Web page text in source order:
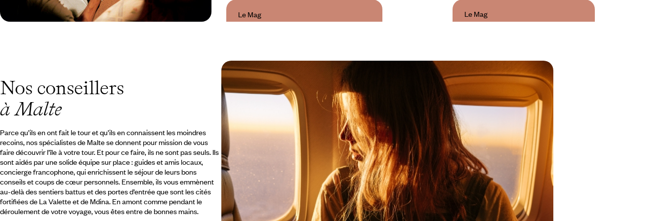
Le Mag Le Mag
Nos conseillers
à Malte
Parce qu’ils en ont fait le tour et qu’ils en connaissent les moindres
recoins, nos spécialistes de Malte se donnent pour mission de vous
faire découvrir l’île à votre tour. Et pour ce faire, ils ne sont pas seuls. Ils
sont aidés par une solide équipe sur place : guides et amis locaux,
concierge francophone, qui enrichissent le séjour de leurs bons
conseils et coups de cœur personnels. Ensemble, ils vous emmènent
au-delà des sentiers battus et des portes d’entrée que sont les cités
fortifiées de La Valette et de Mdina. En amont comme pendant le
déroulement de votre voyage, vous êtes entre de bonnes mains.